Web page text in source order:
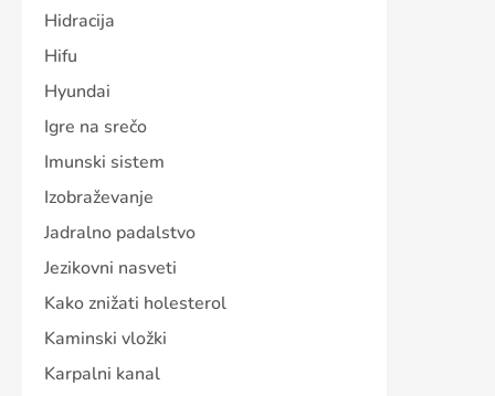
Hidracija
Hifu
Hyundai
Igre na srečo
Imunski sistem
Izobraževanje
Jadralno padalstvo
Jezikovni nasveti
Kako znižati holesterol
Kaminski vložki
Karpalni kanal